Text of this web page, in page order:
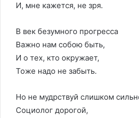
И, мне кажется, не зря.
В век безумного прогресса
Важно нам собою быть,
И о тех, кто окружает,
Тоже надо не забыть.
Но не мудрствуй слишком
Социолог дорогой,